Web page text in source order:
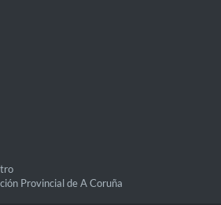
Provincial de A Coruña